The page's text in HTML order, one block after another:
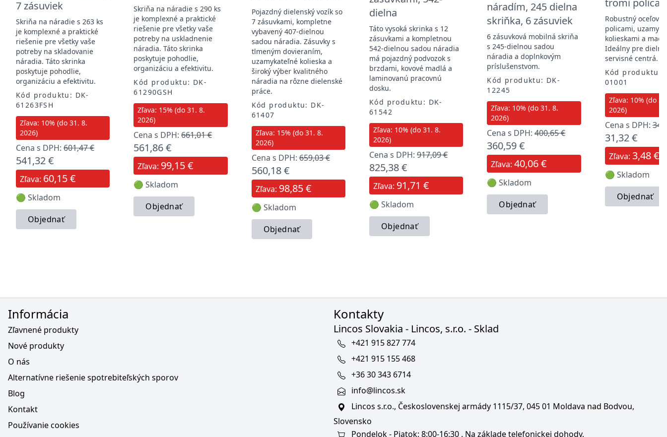
7 zásuviek
Skriňa na náradie s 263 ks
je komplexné a praktické
riešenie pre všetky vaše
potreby na skladovanie
náradia. Táto skrinka
poskytuje pohodlie,
organizáciu a efektivitu.
Kód produktu: DK-
61263FSH
Zľava: 10% (do 31. 8.
2026)
Cena s DPH: 601,47 €
541,32 €
Zľava: 60,15 €
🟢 Skladom
Objednať
Skriňa na náradie s 290 ks
je komplexné a praktické
riešenie pre všetky vaše
potreby na uskladnenie
náradia. Táto skrinka
poskytuje pohodlie,
organizáciu a efektivitu.
Kód produktu: DK-
61290GSH
Zľava: 15% (do 31. 8.
2026)
Cena s DPH:661,01 €
561,86 €
Zľava: 99,15 €
🟢 Skladom
Objednať
Pojazdný dielenský vozík so
7 zásuvkami, kompletne
vybavený 407-dielnou
sadou náradia. Zásuvky s
tlmeným dovieraním,
uzamykateľné kolieska a
široký výber kvalitného
náradia na rôzne dielenské
práce.
Kód produktu: DK-
61407
Zľava: 15% (do 31. 8.
2026)
Cena s DPH:659,03 €
560,18 €
Zľava: 98,85 €
🟢 Skladom
Objednať
dielna
Táto vysoká skrinka s 12
zásuvkami a kompletnou
542-dielnou sadou náradia
má pojazdný podvozok s
brzdami, kovové madlá a
laminovanú pracovnú
dosku.
Kód produktu: DK-
61542
Zľava: 10% (do 31. 8.
2026)
Cena s DPH: 917,09 €
825,38 €
Zľava: 91,71 €
🟢 Skladom
Objednať
náradím, 245 dielna
skriňka, 6 zásuviek
6 zásuvková mobilná skriňa
s 245-dielnou sadou
náradia a doplnkovým
príslušenstvom.
Kód produktu: DK-
12245
Zľava: 10% (do 31. 8.
2026)
Cena s DPH:400,65 €
360,59 €
Zľava:40,06 €
🟢 Skladom
Objednať
Robustný oceľový
policami,
kolieskami a
Ideálny pre
servisné centrá.
Kód produktu:
01001
Zľava: 10% (do
2026)
Cena s DPH:
31,32 €
Zľava: 3,48 €
🟢 Skladom
Objednať
Informácia
Zľavnené produkty
Nové produkty
O nás
Alternatívne riešenie spotrebiteľských sporov
Blog
Kontakt
Používanie cookies
Kontakty
Lincos Slovakia - Lincos, s.r.o. - Sklad
+421 915 827 774
+421 915 155 468
+36 30 343 6714
info@lincos.sk
Lincos s.r.o., Československej armády 1115/37, 045 01 Moldava nad Bodvou,
Slovensko
Pondelok - Piatok: 8:00-16:30 . Na základe telefonickej dohody.